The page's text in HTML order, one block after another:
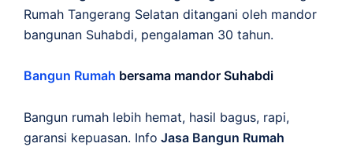
Rumah Tangerang Selatan ditangani oleh mandor
bangunan Suhabdi, pengalaman 30 tahun.
Bangun Rumah bersama mandor Suhabdi
Bangun rumah lebih hemat, hasil bagus, rapi,
garansi kepuasan. Info Jasa Bangun Rumah